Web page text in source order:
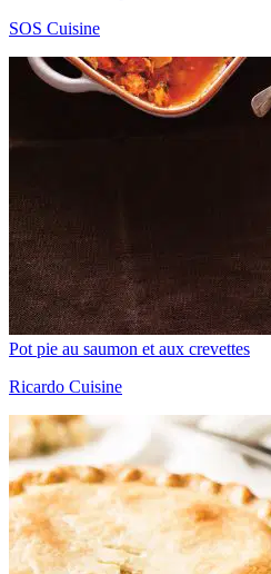
SOS Cuisine
Pot pie au saumon et aux crevettes
Ricardo Cuisine